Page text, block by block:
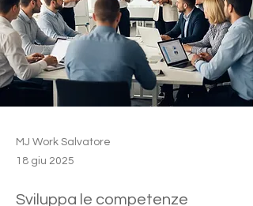
MJ Work Salvatore
18 giu 2025
Sviluppa le competenze